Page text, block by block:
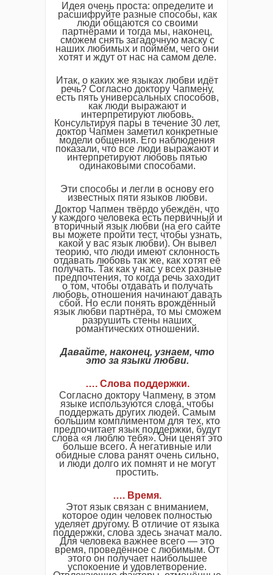
Идея очень проста: определите и
расшифруйте разные способы, как
люди общаются со своими
партнёрами и тогда мы, наконец,
сможем снять загадочную маску с
наших любимых и поймём, чего они
хотят и ждут от нас на самом деле.
Итак, о каких же языках любви идёт
речь? Согласно доктору Чапмену,
есть пять универсальных способов,
как люди выражают и
интерпретируют любовь.
Консультируя пары в течение 30 лет,
доктор Чапмен заметил конкретные
модели общения. Его наблюдения
показали, что все люди выражают и
интерпретируют любовь пятью
одинаковыми способами.
Эти способы и легли в основу его
известных пяти языков любви.
Доктор Чапмен твёрдо убеждён, что
у каждого человека есть первичный и
вторичный язык любви (на его сайте
вы можете пройти тест, чтобы узнать,
какой у вас язык любви). Он вывел
теорию, что люди имеют склонность
отдавать любовь так же, как хотят её
получать. Так как у нас у всех разные
предпочтения, то когда речь заходит
о том, чтобы отдавать и получать
любовь, отношения начинают давать
сбой. Но если понять врождённый
язык любви партнёра, то мы сможем
разрушить стены наших
романтических отношений.
Давайте, наконец, узнаем, что
это за языки любви.
…. Слова поддержки.
Согласно доктору Чапмену, в этом
языке используются слова, чтобы
поддержать других людей. Самым
большим комплиментом для тех, кто
предпочитает язык поддержки, будут
слова «я люблю тебя». Они ценят это
больше всего. А негативные или
обидные слова ранят очень сильно,
и люди долго их помнят и не могут
простить.
…. Время.
Этот язык связан с вниманием,
которое один человек полностью
уделяет другому. В отличие от языка
поддержки, слова здесь значат мало.
Для человека важнее всего — это
время, проведённое с любимым. От
этого он получает наибольшее
успокоение и удовлетворение.